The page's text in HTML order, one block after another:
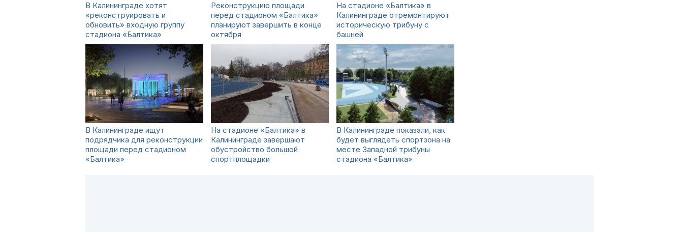
В Калининграде хотят
«реконструировать и
обновить» входную группу
стадиона «Балтика»
Реконструкцию площади
перед стадионом «Балтика»
планируют завершить в конце
октября
На стадионе «Балтика» в
Калининграде отремонтируют
историческую трибуну с
башней
В Калининграде ищут
подрядчика для реконструкции
площади перед стадионом
«Балтика»
На стадионе «Балтика» в
Калининграде завершают
обустройство большой
спортплощадки
В Калининграде показали, как
будет выглядеть спортзона на
месте Западной трибуны
стадиона «Балтика»